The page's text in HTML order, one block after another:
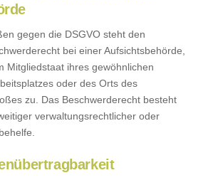
gegen die DSGVO steht den
bei einer Aufsichtsbehörde,
Mitgliedstaat ihres gewöhnlichen
oder des Orts des
zu. Das Beschwerderecht besteht
verwaltungsrechtlicher oder